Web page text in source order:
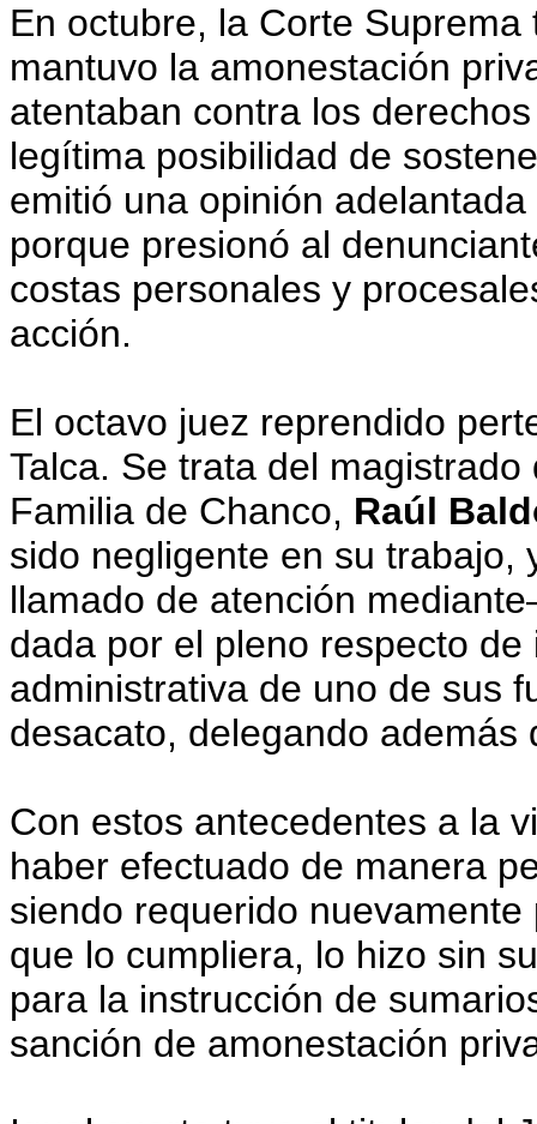
En octubre, la Corte
mantuvo la amonestación
atentaban contra los
legítima posibilidad de
emitió una opinión
porque presionó al
costas personales y
acción.
El octavo juez reprendido
Talca. Se trata del
Familia de Chanco, Raúl
sido negligente en su
llamado de atención
dada por el pleno respecto
administrativa de uno de sus
desacato, delegando
Con estos antecedentes a la
haber efectuado de manera
siendo requerido
que lo cumpliera, lo hizo sin
para la instrucción de
sanción de amonestación